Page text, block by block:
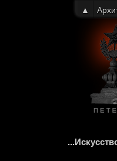
▲